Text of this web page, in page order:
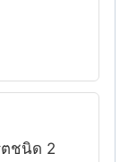
ชนิด 2